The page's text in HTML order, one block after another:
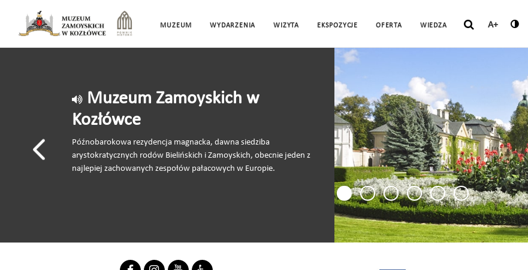
MUZEUM WYDARZENIA WIZYTA EKSPOZYCJE OFERTA WIEDZA A+
Muzeum Zamoyskich w
Kozłówce
Późnobarokowa rezydencja magnacka, dawna siedziba
arystokratycznych rodów Bielińskich i Zamoyskich, obecnie jeden z
najlepiej zachowanych zespołów pałacowych w Europie.